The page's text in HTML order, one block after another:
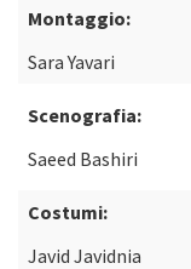
Montaggio:
Sara Yavari
Scenografia:
Saeed Bashiri
Costumi:
Javid Javidnia